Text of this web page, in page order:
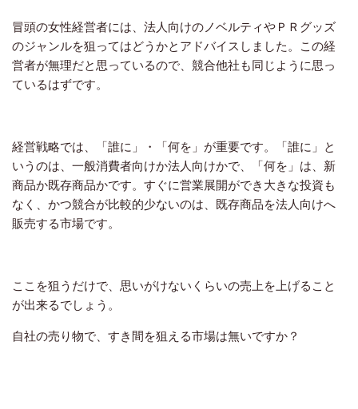
冒頭の女性経営者には、法人向けのノベルティやＰＲグッズ
のジャンルを狙ってはどうかとアドバイスしました。この経
営者が無理だと思っているので、競合他社も同じように思っ
ているはずです。
経営戦略では、「誰に」・「何を」が重要です。「誰に」と
いうのは、一般消費者向けか法人向けかで、「何を」は、新
商品か既存商品かです。すぐに営業展開ができ大きな投資も
なく、かつ競合が比較的少ないのは、既存商品を法人向けへ
販売する市場です。
ここを狙うだけで、思いがけないくらいの売上を上げること
が出来るでしょう。
自社の売り物で、すき間を狙える市場は無いですか？